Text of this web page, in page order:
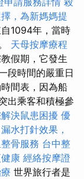
，為新媽媽提
1094年，當時
天母按摩療程
假期，它發生
段時間的嚴重日
間表，因為船
出乘客和積極參
決鼠患困擾 優
漏水打針效果，
骨服務 台中整
康 經絡按摩證
世界旅行者是